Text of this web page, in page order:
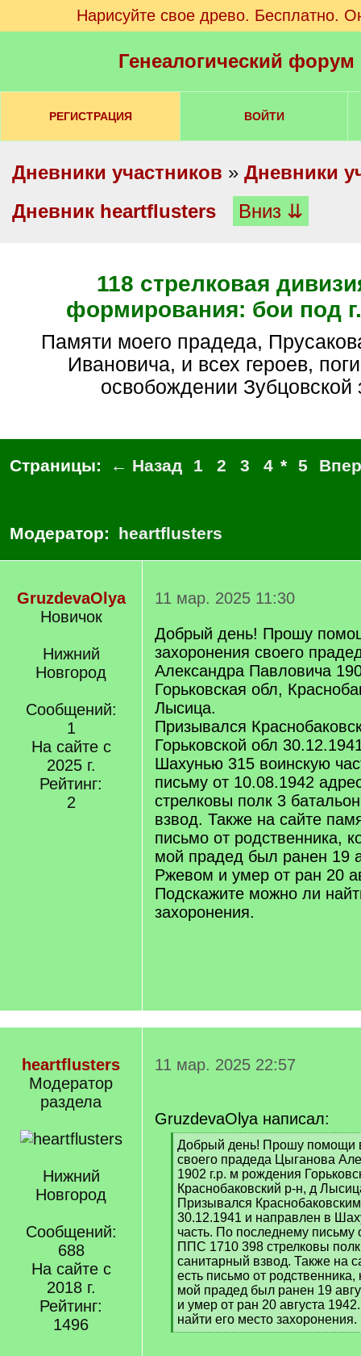
Нарисуйте свое древо. Бесплатно.
Генеалогический
РЕГИСТРАЦИЯ ВОЙТИ
Дневники участников » Дневники
Дневник heartflusters
Вниз ⇊
118 стрелковая
формирования: бои под
Памяти моего прадеда, Прусакова Серафима
Ивановича, и всех героев,
освобождении Зубцовской
Страницы: ← Назад 1 2 3 4 * 5
Модератор: heartflusters
GruzdevaOlya
Новичок
Нижний
Новгород
Сообщений:
1
На сайте с
2025 г.
Рейтинг:
2
11 мар. 2025 11:30
Добрый день! Прошу
захоронения своего
Александра Павловича
Горьковская обл,
Лысица.
Призывался
Горьковской обл
Шахунью 315 воинскую
письму от 10.08.1942
стрелковы полк 3
взвод. Также на сайте
письмо от родственника,
мой прадед был ранен 19
Ржевом и умер от ран 20
Подскажите можно ли
захоронения.
heartflusters
Модератор
раздела
Нижний
Новгород
Сообщений:
688
На сайте с
2018 г.
Рейтинг:
1496
11 мар. 2025 22:57
GruzdevaOlya написал:
[
q
]
Добрый день! Прошу помощи
своего прадеда Цыганова
1902 г.р. м рождения
Краснобаковский р-н, д
Призывался
30.12.1941 и направлен в
часть. По последнему письму
ППС 1710 398 стрелковы
санитарный взвод. Также на
есть письмо от родственника,
мой прадед был ранен 19
и умер от ран 20 августа
найти его место захоронения.
[